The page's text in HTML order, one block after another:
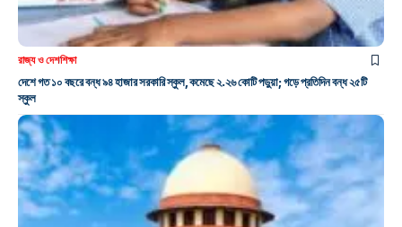
রাজ্য ও দেশশিক্ষা
দেশে গত ১০ বছরে বন্ধ ৯৪ হাজার সরকারি স্কুল, কমেছে ২.২৬ কোটি পড়ুয়া; গড়ে প্রতিদিন বন্ধ ২৫টি
স্কুল